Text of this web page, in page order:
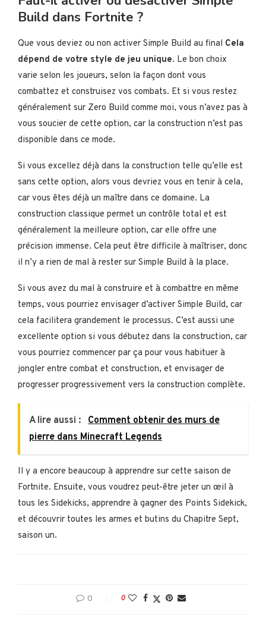
Build dans Fortnite ?
Que vous deviez ou non activer Simple Build au final Cela
dépend de votre style de jeu unique. Le bon choix
varie selon les joueurs, selon la façon dont vous
combattez et construisez vos combats. Et si vous restez
généralement sur Zero Build comme moi, vous n’avez pas à
vous soucier de cette option, car la construction n’est pas
disponible dans ce mode.
Si vous excellez déjà dans la construction telle qu’elle est
sans cette option, alors vous devriez vous en tenir à cela,
car vous êtes déjà un maître dans ce domaine. La
construction classique permet un contrôle total et est
généralement la meilleure option, car elle offre une
précision immense. Cela peut être difficile à maîtriser, donc
il n’y a rien de mal à rester sur Simple Build à la place.
Si vous avez du mal à construire et à combattre en même
temps, vous pourriez envisager d’activer Simple Build, car
cela facilitera grandement le processus. C’est aussi une
excellente option si vous débutez dans la construction, car
vous pourriez commencer par ça pour vous habituer à
jongler entre combat et construction, et envisager de
progresser progressivement vers la construction complète.
A lire aussi : Comment obtenir des murs de
pierre dans Minecraft Legends
Il y a encore beaucoup à apprendre sur cette saison de
Fortnite. Ensuite, vous voudrez peut-être jeter un œil à
tous les Sidekicks, apprendre à gagner des Points Sidekick,
et découvrir toutes les armes et butins du Chapitre Sept,
saison un.
0 0